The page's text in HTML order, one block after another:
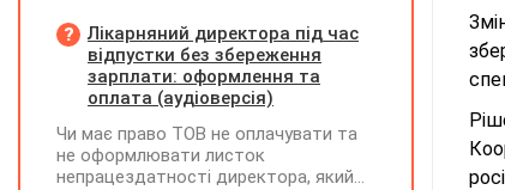
на інших умовах, передбачених
законодавством, Додаток Д1/
Додаток ФІЗ-Д1 за відповідний
період не подається
Лікарняний директора під час
відпустки без збереження
зарплати: оформлення та
оплата (аудіоверсія)
Чи має право ТОВ не оплачувати та
не оформлювати листок
непрацездатності директора, який